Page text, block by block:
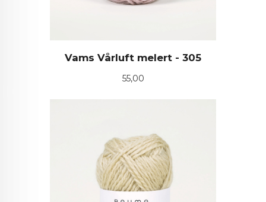
Vams Vårluft melert - 305
Pris
55,00